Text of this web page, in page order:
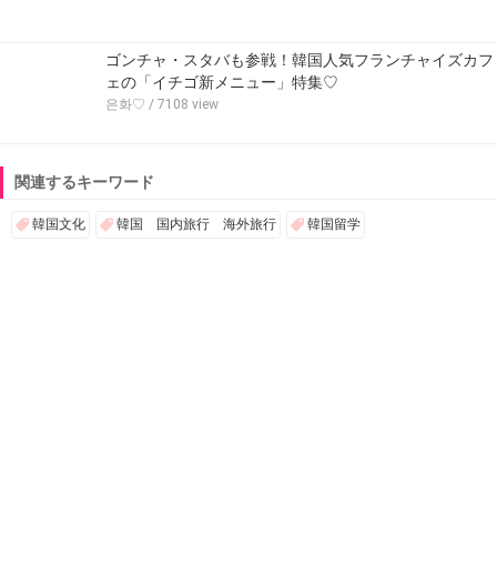
ゴンチャ・スタバも参戦！韓国人気フランチャイズカフ
ェの「イチゴ新メニュー」特集♡
은화♡ / 7108 view
関連するキーワード
韓国文化 韓国 国内旅行 海外旅行 韓国留学